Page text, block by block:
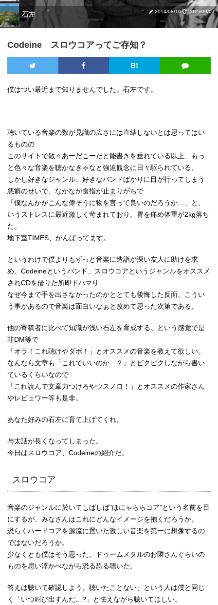
石左 2014/08/16 2015/09/07
Codeine スロウコアってご存知？
B!
僕はつい最近まで知りませんでした。石左です。
聴いている音楽の数が見識の広さには直結しないとは思ってはい
るものの
このサイトで散々あーだこーだと能書きを垂れている以上、もっ
と色々な音楽を聴かなきゃなと強迫観念に日々駆られている。
しかし好きなジャンル、好きなバンドばかりに目が行ってしまう
悪癖のせいで、なかなか食指が止まりがちで
「僕なんかがこんな偉そうに物を言って良いのだろうか…」と、
いうストレスに最近激しく苛まれており。胃を痛め体重が2kg落ち
た。
地下室TIMES、がんばってます。
というわけで僕よりもずっと音楽に造詣が深い友人に助けを求
め、Codeineというバンド、スロウコアというジャンルをオススメ
されCDを借りた所即ドハマり
なぜ今まで手を出さなかったのかととても後悔した反面、こうい
う事があるので音楽は面白いなぁと改めて思った次第である。
他の寄稿者に比べて知識が浅い石左を育成する。という感覚で是
非DM等で
「オラ！これ聴けやダボ！」とオススメの音楽を教えて欲しい。
なんなら文章も「これでいいのか…？」とビクビクしながら書い
ているくらいなので
「これ読んで文章力つけろやウスノロ！」とオススメの作家さん
やレビュワー等も是非。
あなた好みの石左に育て上げてくれ。
与太話が長くなってしまった。
今日はスロウコア、Codeineの紹介だ。
スロウコア
音楽のジャンルに於いてしばしば"ほにゃららコア"という名前を目
にするが、みなさんはこれにどんなイメージを抱くだろうか。
恐らくハードコアを源流に置いた激しい音楽を第一に想像するの
ではないだろうか。
少なくとも僕はそう思った。ドゥームメタルのお隣さんぐらいの
ものを思い浮かべながら恐る恐る聴いた。
答えは聴いて確認しよう。聴いたことない、という人は僕と同じ
く「いつ叫び出すんだ…?」と怯えながら聴いてほしい。